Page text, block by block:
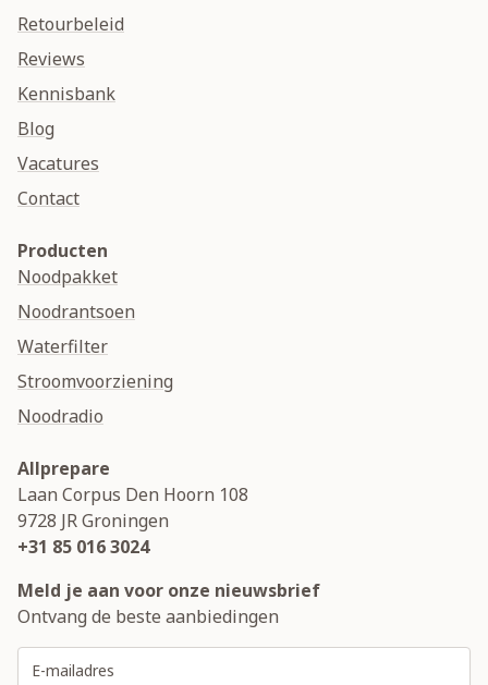
Retourbeleid
Reviews
Kennisbank
Blog
Vacatures
Contact
Producten
Noodpakket
Noodrantsoen
Waterfilter
Stroomvoorziening
Noodradio
Allprepare
Laan Corpus Den Hoorn 108
9728 JRGroningen
+31 85 016 3024
Meld je aan voor onze nieuwsbrief
Ontvang de beste aanbiedingen